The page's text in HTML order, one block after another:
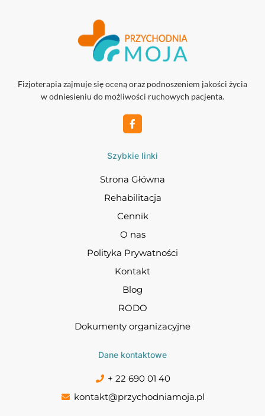
Fizjoterapia zajmuje się oceną oraz podnoszeniem jakości życia
w odniesieniu do możliwości ruchowych pacjenta.
Szybkie linki
Strona Główna
Rehabilitacja
Cennik
O nas
Polityka Prywatności
Kontakt
Blog
RODO
Dokumenty organizacyjne
Dane kontaktowe
+ 22 690 01 40
kontakt@przychodniamoja.pl